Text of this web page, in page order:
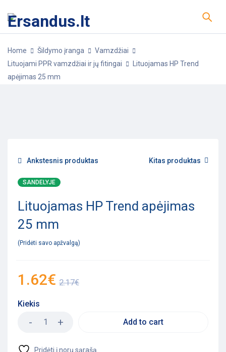
Home Šildymo įranga
Vamzdžiai
Lituojami PPR vamzdžiai ir jų fitingai
Lituojamas HP Trend
apėjimas 25 mm
Ankstesnis produktas Kitas produktas
SANDELYJE
Lituojamas HP Trend apėjimas
25 mm
Pridėti savo apžvalgą
2.17€
1.62€
Kiekis
Add to cart